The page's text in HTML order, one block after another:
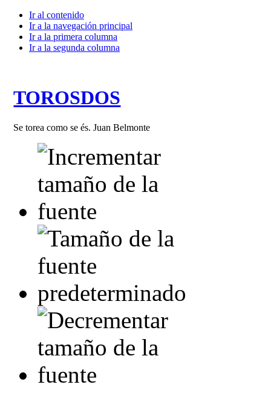
Ir al contenido
Ir a la navegación principal
Ir a la primera columna
Ir a la segunda columna
TOROSDOS
Se torea como se és. Juan Belmonte